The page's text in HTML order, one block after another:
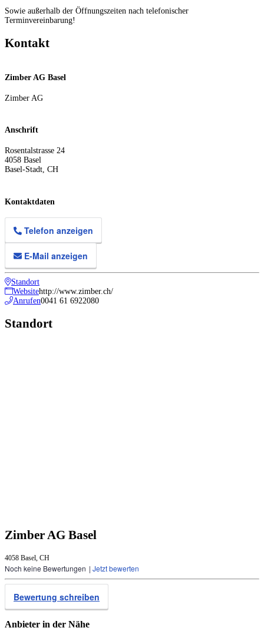
Sowie außerhalb der Öffnungszeiten nach telefonischer
Terminvereinbarung!
Kontakt
Zimber AG Basel
Zimber AG
Anschrift
Rosentalstrasse 24
4058 Basel
Basel-Stadt CH
Kontaktdaten
Telefon anzeigen
E-Mail anzeigen
Standort
Websitehttp://www.zimber.ch/
Anrufen0041 61 6922080
Standort
Zimber AG Basel
4058 Basel, CH
Noch keine Bewertungen | Jetzt bewerten
Bewertung schreiben
Anbieter in der Nähe